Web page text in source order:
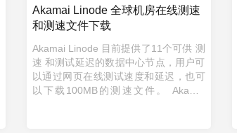
Akamai Linode 全球机房在线测速
和测速文件下载
Akamai Linode 目前提供了11个可供 测
速 和测试延迟的数据中心节点，用户可
以通过网页在线测试速度和延迟，也可
以下载100MB的测速文件。 Akamai